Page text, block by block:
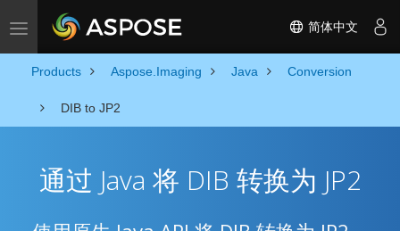
Toggle navigation 简体中文
Products Aspose.Imaging Java Conversion
DIB to JP2
通过 Java 将 DIB 转换为 JP2